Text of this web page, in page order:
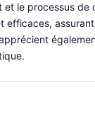
le processus